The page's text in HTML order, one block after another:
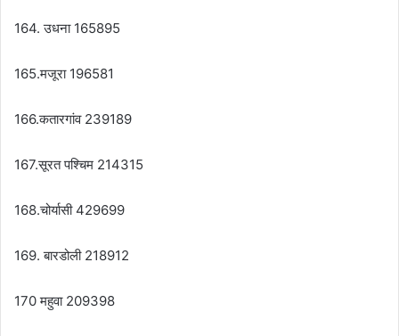
164. उधना 165895
165.मजूरा 196581
166.कतारगांव 239189
167.सूरत पश्चिम 214315
168.चोर्यासी 429699
169. बारडोली 218912
170 महुवा 209398